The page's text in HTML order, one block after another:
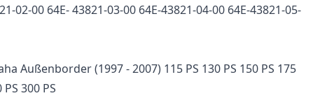
02-00 64E- 43821-03-00 64E-43821-04-00 64E-43821-05-
Außenborder (1997 - 2007) 115 PS 130 PS 150 PS 175
PS 300 PS